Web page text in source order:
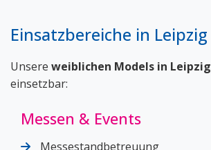
Einsatzbereiche in Leipzig
Unsere weiblichen Models in Leipzig
einsetzbar:
Messen & Events
Messestandbetreuung